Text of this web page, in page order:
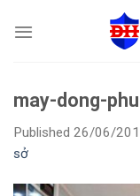
may-dong-
Published 26/06/
sở